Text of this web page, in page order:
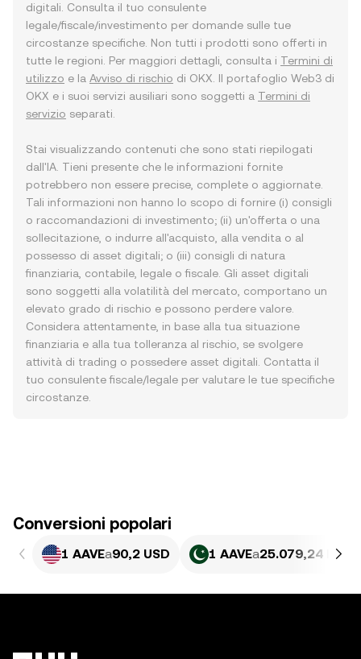
digitali. Consulta il tuo consulente
legale/fiscale/investimento per domande sulle tue
circostanze specifiche. Non tutti i prodotti sono offerti in
tutte le regioni. Per maggiori dettagli, consulta i Termini di
utilizzo e la Avviso di rischio di OKX. Il portafoglio Web3 di
OKX e i suoi servizi ausiliari sono soggetti a Termini di
servizio separati.
Stai visualizzando contenuti che sono stati riepilogati
dall'IA. Tieni presente che le informazioni fornite
potrebbero non essere precise, complete o aggiornate.
Tali informazioni non hanno lo scopo di fornire (i) consigli
o raccomandazioni di investimento; (ii) un'offerta o una
sollecitazione, o indurre all'acquisto, alla vendita o al
possesso di asset digitali; o (iii) consigli di natura
finanziaria, contabile, legale o fiscale. Gli asset digitali
sono soggetti alla volatilità del mercato, comportano un
elevato grado di rischio e possono perdere valore.
Considera attentamente, in base alla tua situazione
finanziaria e alla tua tolleranza al rischio, se svolgere
attività di trading o possedere asset digitali. Contatta il
tuo consulente fiscale/legale per valutare le tue specifiche
circostanze.
Conversioni popolari
1 AAVEa90,2 USD 1 AAVEa25.079,24 PKR